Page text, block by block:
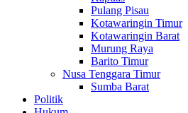
Pulang Pisau
Kotawaringin Timur
Kotawaringin Barat
Murung Raya
Barito Timur
Nusa Tenggara Timur
Sumba Barat
Politik